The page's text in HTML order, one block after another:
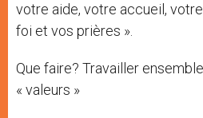
votre aide, votre accueil,
foi et vos prières ».
Que faire? Travailler
« valeurs »